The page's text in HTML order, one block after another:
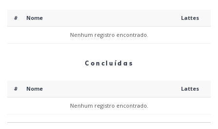
# Nome Lattes
Nenhum registro encontrado.
Concluídas
# Nome Lattes
Nenhum registro encontrado.